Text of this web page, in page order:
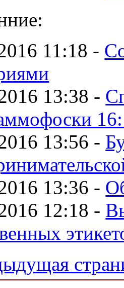
11:18 -
13:38 -
13:56 -
13:36 -
12:18 -